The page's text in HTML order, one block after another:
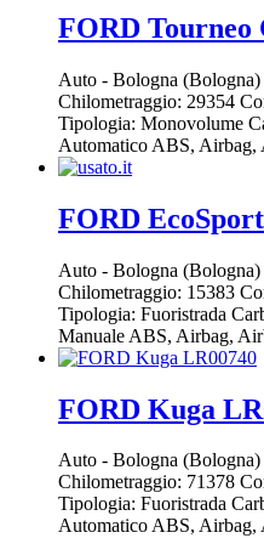
FORD Tourneo
Auto - Bologna (Bologna)
Chilometraggio: 29354
Tipologia: Monovolume
Automatico ABS, Airbag,
FORD
Auto - Bologna (Bologna)
Chilometraggio: 15383
Tipologia: Fuoristrada
Manuale ABS, Airbag,
FORD Kuga
Auto - Bologna (Bologna)
Chilometraggio: 71378
Tipologia: Fuoristrada
Automatico ABS, Airbag,